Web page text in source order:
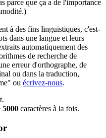
parce que ça a de l'importance
à des fins linguistiques, c'est-
dans une langue et leurs
automatiquement des
de recherche de
erreur d'orthographe, de
ou dans la traduction,
ou écrivez-nous.
5000 caractères à la fois.